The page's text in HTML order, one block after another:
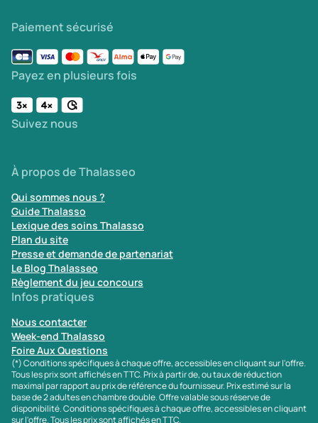
Paiement sécurisé
Payez en plusieurs fois
Suivez nous
À propos de Thalasseo
Qui sommes nous ?
Guide Thalasso
Lexique des soins Thalasso
Plan du site
Presse et demande de partenariat
Le Blog Thalasseo
Règlement du jeu concours
Infos pratiques
Nous contacter
Week-end Thalasso
Foire Aux Questions
(*) Conditions spécifiques à chaque offre, accessibles en cliquant sur l'offre.
Tous les prix sont affichés en TTC. Prix à partir de, ou taux de réduction
maximal par rapport au prix de référence du fournisseur. Prix estimé sur la
base de 2 adultes en chambre double. Offre valable sous réserve de
disponibilité. Conditions spécifiques à chaque offre, accessibles en cliquant
sur l'offre. Tous les prix sont affichés en TTC.